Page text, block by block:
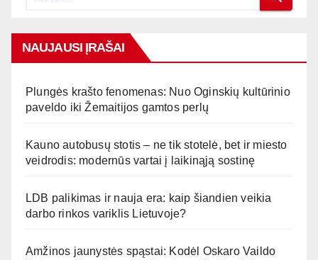
NAUJAUSI ĮRAŠAI
Plungės krašto fenomenas: Nuo Oginskių kultūrinio
paveldo iki Žemaitijos gamtos perlų
Kauno autobusų stotis – ne tik stotelė, bet ir miesto
veidrodis: modernūs vartai į laikinąją sostinę
LDB palikimas ir nauja era: kaip šiandien veikia
darbo rinkos variklis Lietuvoje?
Amžinos jaunystės spąstai: Kodėl Oskaro Vaildo